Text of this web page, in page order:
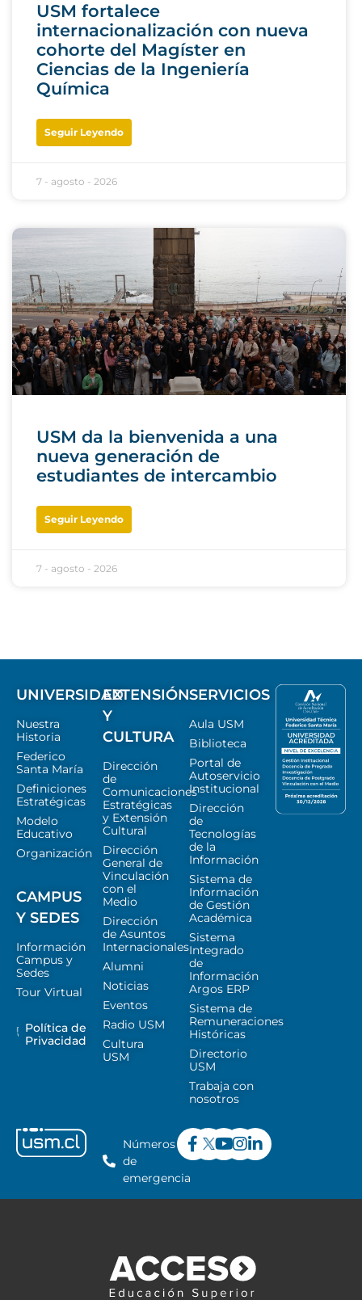
USM fortalece
internacionalización con nueva
cohorte del Magíster en
Ciencias de la Ingeniería
Química
Seguir Leyendo
7 - agosto - 2026
USM da la bienvenida a una
nueva generación de
estudiantes de intercambio
Seguir Leyendo
7 - agosto - 2026
UNIVERSIDAD
Nuestra
Historia
Federico
Santa María
Definiciones
Estratégicas
Modelo
Educativo
Organización
CAMPUS
Y SEDES
Información
Campus y
Sedes
Tour Virtual
Política de
Privacidad
EXTENSIÓN
Y
CULTURA
Dirección
de
Comunicaciones
Estratégicas
y Extensión
Cultural
Dirección
General de
Vinculación
con el
Medio
Dirección
de Asuntos
Internacionales
Alumni
Noticias
Eventos
Radio USM
Cultura
USM
SERVICIOS
Aula USM
Biblioteca
Portal de
Autoservicio
Institucional
Dirección
de
Tecnologías
de la
Información
Sistema de
Información
de Gestión
Académica
Sistema
Integrado
de
Información
Argos ERP
Sistema de
Remuneraciones
Históricas
Directorio
USM
Trabaja con
nosotros
Números
de
emergencia